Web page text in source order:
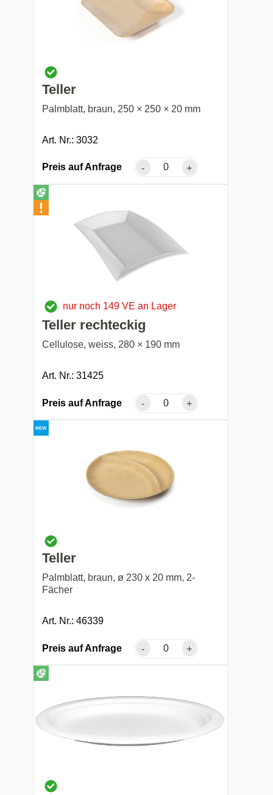
Teller
Palmblatt, braun, 250 × 250 × 20 mm
Art. Nr.: 3032
Preis auf Anfrage - +
nur noch 149 VE an Lager
Teller rechteckig
Cellulose, weiss, 280 × 190 mm
Art. Nr.: 31425
Preis auf Anfrage - +
Teller
Palmblatt, braun, ø 230 x 20 mm, 2-
Fächer
Art. Nr.: 46339
Preis auf Anfrage - +